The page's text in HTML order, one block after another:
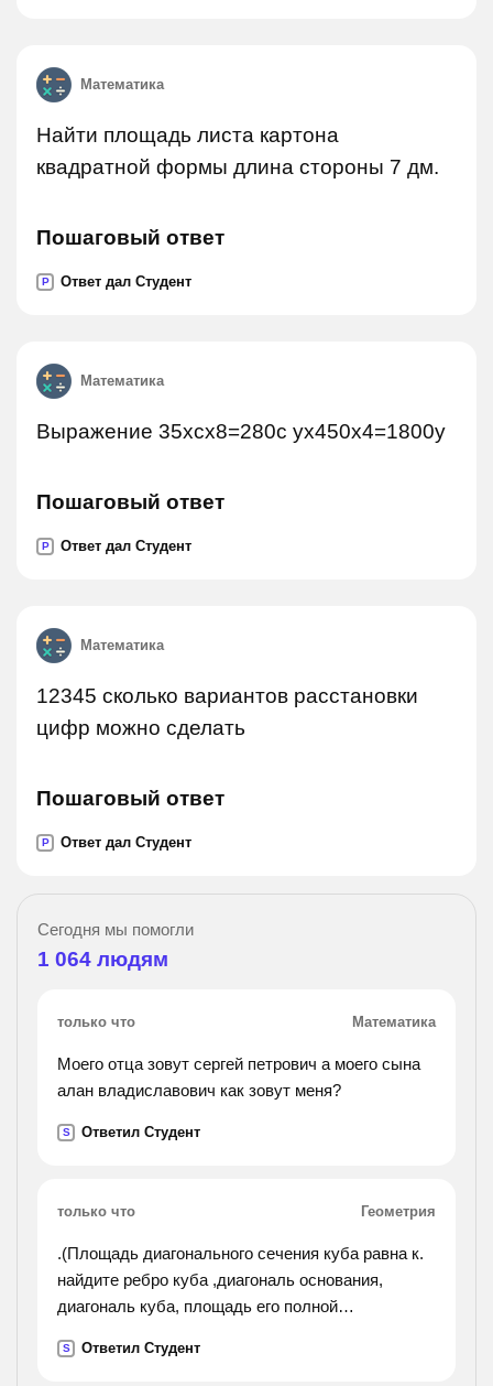
Математика
Найти площадь листа картона
квадратной формы длина стороны 7 дм.
Пошаговый ответ
P Ответ дал Студент
Математика
Выражение 35хсх8=280с ух450х4=1800у
Пошаговый ответ
P Ответ дал Студент
Математика
12345 сколько вариантов расстановки
цифр можно сделать
Пошаговый ответ
P Ответ дал Студент
Сегодня мы помогли
1 064 людям
только что Математика
Моего отца зовут сергей петрович а моего сына
алан владиславович как зовут меня?
S Ответил Студент
только что Геометрия
.(Площадь диагонального сечения куба равна к.
найдите ребро куба ,диагональ основания,
диагональ куба, площадь его полной
S Ответил Студент